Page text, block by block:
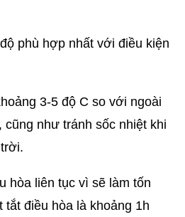
phù hợp nhất với điều kiện
3-5 độ C so với ngoài
như tránh sốc nhiệt khi
hòa liên tục vì sẽ làm tốn
tắt điều hòa là khoảng 1h